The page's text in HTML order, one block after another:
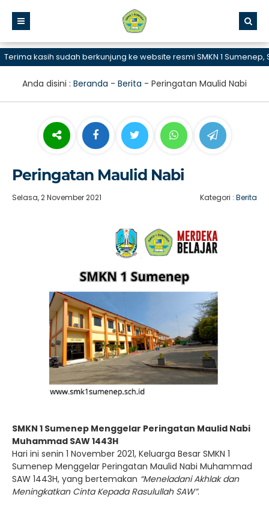
kasih sudah berkunjung ke website resmi SMKN 1 Sumenep,
Anda disini : Beranda - Berita - Peringatan Maulid Nabi
Peringatan Maulid Nabi
Selasa, 2 November 2021 Kategori : Berita
SMKN 1 Sumenep Menggelar Peringatan Maulid Nabi
Muhammad SAW 1443H
Hari ini senin 1 November 2021, Keluarga Besar SMKN 1
Sumenep Menggelar Peringatan Maulid Nabi Muhammad
SAW 1443H, yang bertemakan “Meneladani Akhlak dan
Meningkatkan Cinta Kepada Rasulullah SAW”.